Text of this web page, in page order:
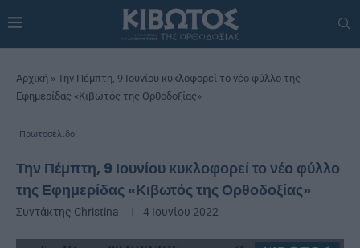
Αρχική » Την Πέμπτη, 9 Ιουνίου κυκλοφορεί το νέο φύλλο της
Εφημερίδας «Κιβωτός της Ορθοδοξίας»
Πρωτοσέλιδο
Την Πέμπτη, 9 Ιουνίου κυκλοφορεί το νέο φύλλο
της Εφημερίδας «Κιβωτός της Ορθοδοξίας»
Συντάκτης Christina 4 Ιουνίου 2022